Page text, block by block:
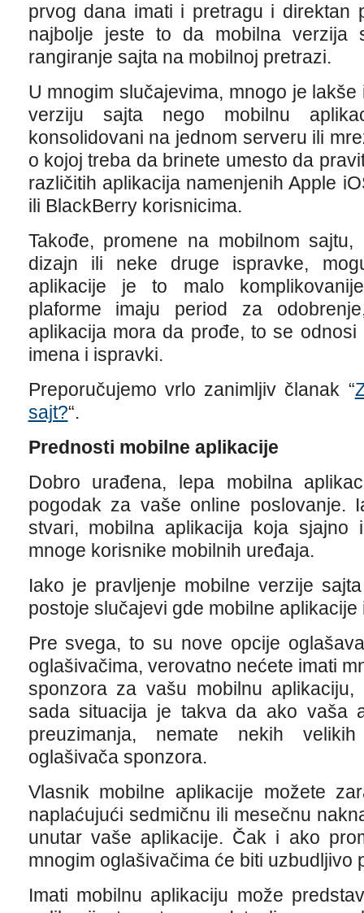
prvog dana imati i pretragu i direktan
najbolje jeste to da mobilna verzija
rangiranje sajta na mobilnoj pretrazi.
U mnogim slučajevima, mnogo je
verziju sajta nego mobilnu
konsolidovani na jednom serveru ili
o kojoj treba da brinete umesto da
različitih aplikacija namenjenih Apple
ili BlackBerry korisnicima.
Takođe, promene na mobilnom
dizajn ili neke druge ispravke,
aplikacije je to malo
plaforme imaju period za
aplikacija mora da prođe, to se
imena i ispravki.
Preporučujemo vrlo zanimljiv članak “
sajt?“.
Prednosti mobilne aplikacije
Dobro urađena, lepa mobilna
pogodak za vaše online poslovanje.
stvari, mobilna aplikacija koja sjajno
mnoge korisnike mobilnih uređaja.
Iako je pravljenje mobilne verzije
postoje slučajevi gde mobilne aplikacije
Pre svega, to su nove opcije
oglašivačima, verovatno nećete imati
sponzora za vašu mobilnu
sada situacija je takva da ako vaša
preuzimanja, nemate nekih
oglašivača sponzora.
Vlasnik mobilne aplikacije možete
naplaćujući sedmičnu ili mesečnu
unutar vaše aplikacije. Čak i ako
mnogim oglašivačima će biti uzbudljivo
Imati mobilnu aplikaciju može